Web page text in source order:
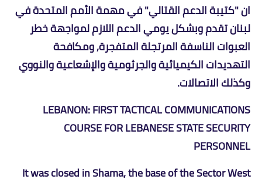
ان "كتيبة الدعم القتالي" في مهمة الأمم المتحدة في
لبنان تقدم وبشكل يومي الدعم اللازم لمواجهة خطر
العبوات الناسفة المرتجلة المتفجرة, ومكافحة
التهديدات الكيميائية والجرثومية والإشعاعية والنووي
وكذلك الاتصالات.
LEBANON: FIRST TACTICAL COMMUNICATIONS
COURSE FOR LEBANESE STATE SECURITY
PERSONNEL
It was closed in Shama, the base of the Sector West